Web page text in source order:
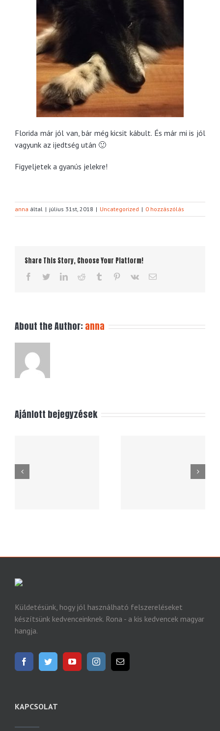
Florida már jól van, bár még kicsit kábult. És már mi is jól
vagyunk az ijedtség után 🙂
Figyeljetek a gyanús jelekre!
anna által | július 31st, 2018 | Uncategorized | 0 hozzászólás
Share This Story, Choose Your Platform!
facebooktwitterlinkedinreddit tumblr pinterest
vk Email:
About the Author:anna
Ajánlott bejegyzések
Szavazás. Milyen új
Küldetésünk, hogy jól használható felszereléseket
készítsünk kedvenceinknek. Rona - a kis kedvencek magyar
hangja.
KAPCSOLAT